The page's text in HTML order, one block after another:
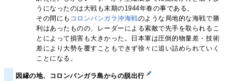
うになったのは大戦も末期の1944年春の事である。
その間にも コロンバンガラ沖海戦のような局地的な海戦で勝
利はあったものの、レーダーによる索敵で先手を取られるこ
とによって損害も大きかった。日本軍は圧倒的物量差・技術
差により大勢を覆すこともできず徐々に追い詰められていく
ことになる。
因縁の地、コロンバンガラ島からの脱出行